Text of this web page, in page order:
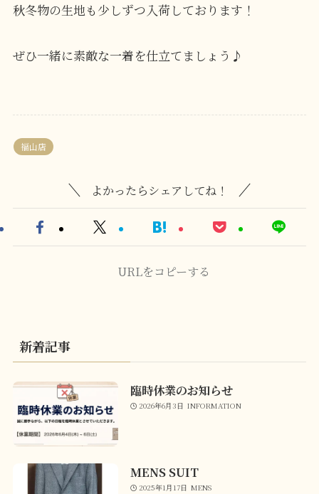
秋冬物の生地も少しずつ入荷しております！
ぜひ一緒に素敵な一着を仕立てましょう♪
福山店
よかったらシェアしてね！
URLをコピーする
新着記事
臨時休業のお知らせ
2026年6月3日 INFORMATION
MENS SUIT
2025年1月17日 MENS